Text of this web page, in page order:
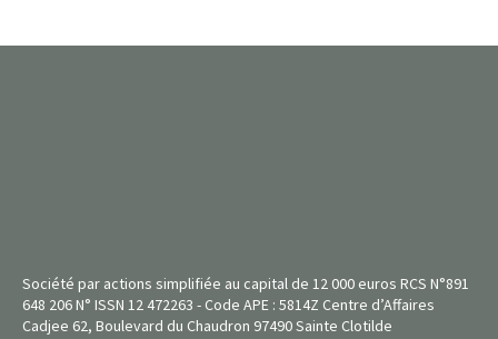
Société par actions simplifiée au capital de 12 000 euros RCS N°891
648 206 N° ISSN 12 472263 - Code APE : 5814Z Centre d’Affaires
Cadjee 62, Boulevard du Chaudron 97490 Sainte Clotilde